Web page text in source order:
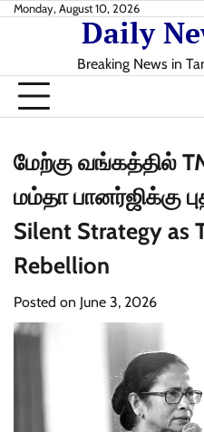
SkipMonday, August 10, 2026
Daily
Breaking News in
மேற்கு வங்கத்தில்
மம்தா பானர்ஜிக்கு
Silent Strategy as
Rebellion
Posted on June 3, 2026